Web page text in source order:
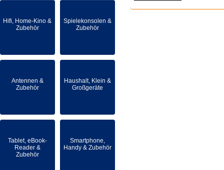
Hifi, Home-Kino &
Zubehör
Spielekonsolen &
Zubehör
Antennen &
Zubehör
Haushalt, Klein &
Großgeräte
Tablet, eBook-
Reader &
Zubehör
Smartphone,
Handy & Zubehör